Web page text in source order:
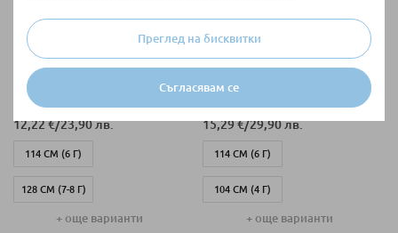
Съгласявам се
Преглед на бисквитки
НАЛИЧНО
Детски бански Cerda BATMAN,
5-12 години 2900001261
12,22 €/23,90 лв.
114 СМ (6 Г)
128 СМ (7-8 Г)
138 СМ (8-10 Г)
+ още варианти
Детски бански Cerda Tweety, 2
части, 3-7 години 2900001327
15,29 €/29,90 лв.
114 СМ (6 Г)
104 СМ (4 Г)
104 СМ (3 Г)
+ още варианти